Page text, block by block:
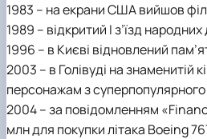
1983 – на екрани США вийшов
1989 – відкритий I з’їзд
1996 – в Києві відновлений
2003 – в Голівуді на знаменитій
персонажам з
2004 – за повідомленням
млн для покупки літака Boeing